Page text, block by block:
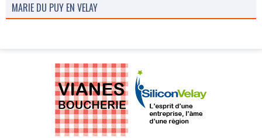
MARIE DU PUY EN VELAY